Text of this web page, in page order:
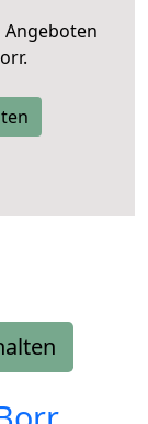
Angeboten